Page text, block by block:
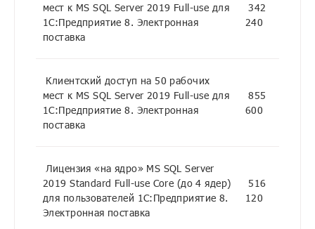
мест к MS SQL Server 2019 Full-use для
1С:Предприятие 8. Электронная
поставка
342
240
Клиентский доступ на 50 рабочих
мест к MS SQL Server 2019 Full-use для
1С:Предприятие 8. Электронная
поставка
855
600
Лицензия «на ядро» MS SQL Server
2019 Standard Full-use Core (до 4 ядер)
для пользователей 1С:Предприятие 8.
Электронная поставка
516
120